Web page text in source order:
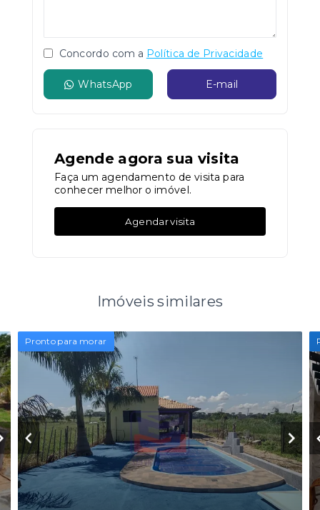
Concordo com a Política de Privacidade
WhatsApp E-mail
Agende agora sua visita
Faça um agendamento de visita para
conhecer melhor o imóvel.
Agendar visita
Imóveis similares
Pronto para morar